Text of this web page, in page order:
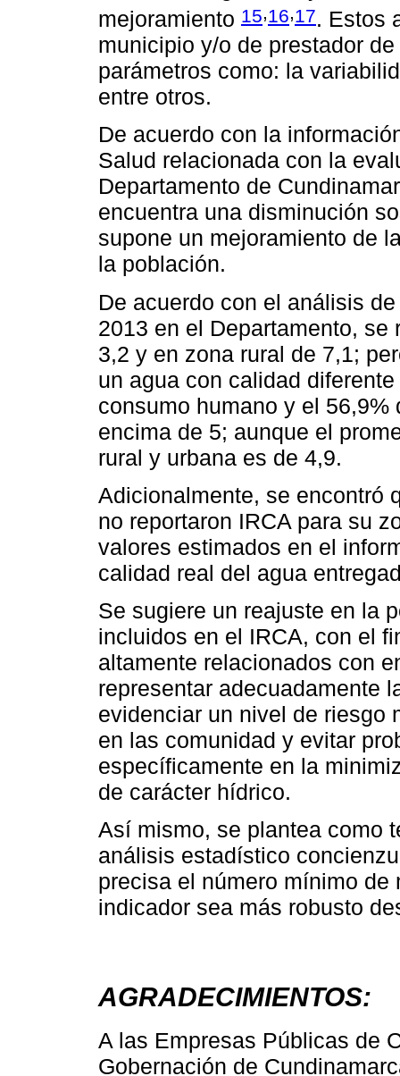
mejoramiento 15,16,17. Estos
municipio y/o de prestador
parámetros como: la
entre otros.
De acuerdo con la
Salud relacionada con la
Departamento de
encuentra una disminución
supone un mejoramiento de
la población.
De acuerdo con el análisis
2013 en el Departamento, se
3,2 y en zona rural de 7,1;
un agua con calidad
consumo humano y el
encima de 5; aunque el
rural y urbana es de 4,9.
Adicionalmente, se encontró
no reportaron IRCA para su
valores estimados en el
calidad real del agua
Se sugiere un reajuste en la
incluidos en el IRCA, con el
altamente relacionados con
representar adecuadamente
evidenciar un nivel de riesgo
en las comunidad y evitar
específicamente en la
de carácter hídrico.
Así mismo, se plantea como
análisis estadístico
precisa el número mínimo
indicador sea más robusto
AGRADECIMIENTOS:
A las Empresas Públicas de
Gobernación de